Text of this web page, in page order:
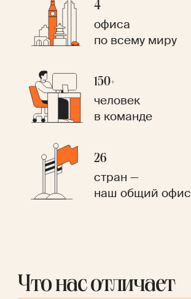
4
офиса
по всему миру
150+
человек
в команде
26
стран —
наш общий офис
Что нас отличает